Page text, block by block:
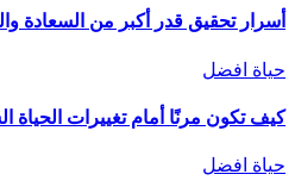
أسرار تحقيق قدر أكبر من السعادة
حياة افضل
كيف تكون مرنًا أمام تغييرات الحياة
حياة افضل